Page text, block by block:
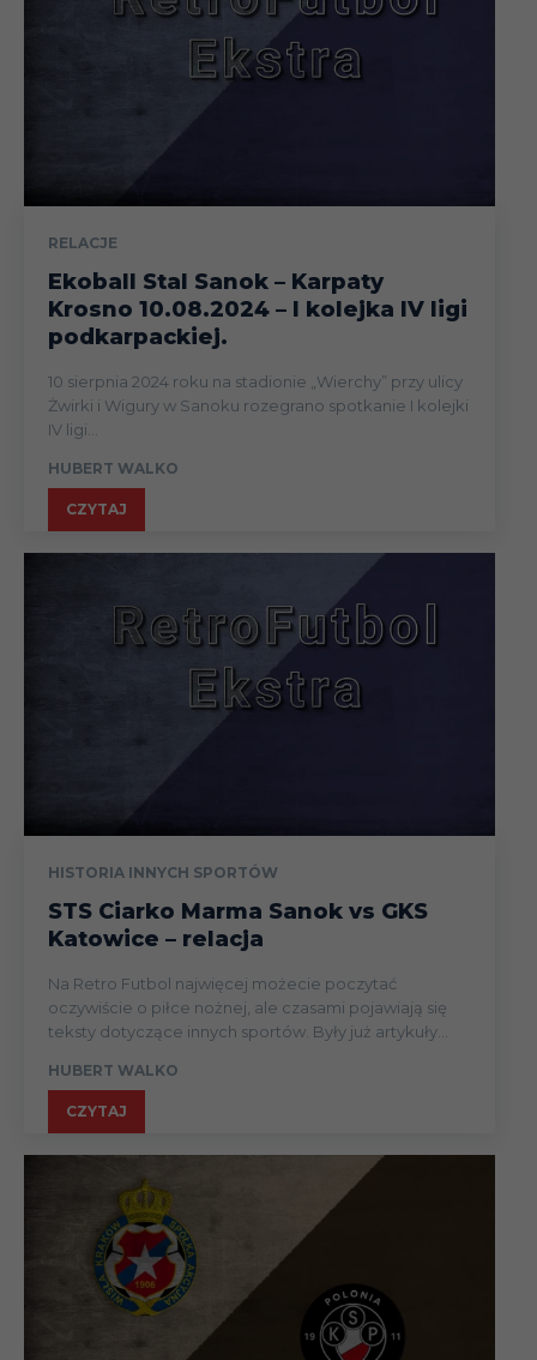
RELACJE
Ekoball Stal Sanok – Karpaty
Krosno 10.08.2024 – I kolejka IV ligi
podkarpackiej.
10 sierpnia 2024 roku na stadionie „Wierchy” przy ulicy
Żwirki i Wigury w Sanoku rozegrano spotkanie I kolejki
IV ligi...
HUBERT WALKO
CZYTAJ
HISTORIA INNYCH SPORTÓW
STS Ciarko Marma Sanok vs GKS
Katowice – relacja
Na Retro Futbol najwięcej możecie poczytać
oczywiście o piłce nożnej, ale czasami pojawiają się
teksty dotyczące innych sportów. Były już artykuły...
HUBERT WALKO
CZYTAJ